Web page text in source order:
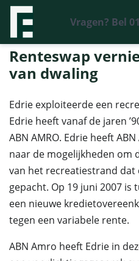
Vragen? Bel
Financieel Recht Advocaten >
grond van dwaling
Renteswap
van dwaling
Edrie exploiteerde een
Edrie heeft vanaf de jaren
ABN AMRO. Edrie heeft
naar de mogelijkheden om
van het recreatiestrand
gepacht. Op 19 juni 2007 is
een nieuwe
tegen een variabele rente.
ABN Amro heeft Edrie in